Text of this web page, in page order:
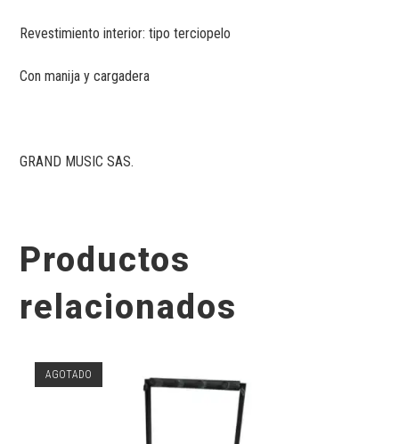
Revestimiento interior: tipo terciopelo
Con manija y cargadera
GRAND MUSIC SAS.
Productos
relacionados
AGOTADO